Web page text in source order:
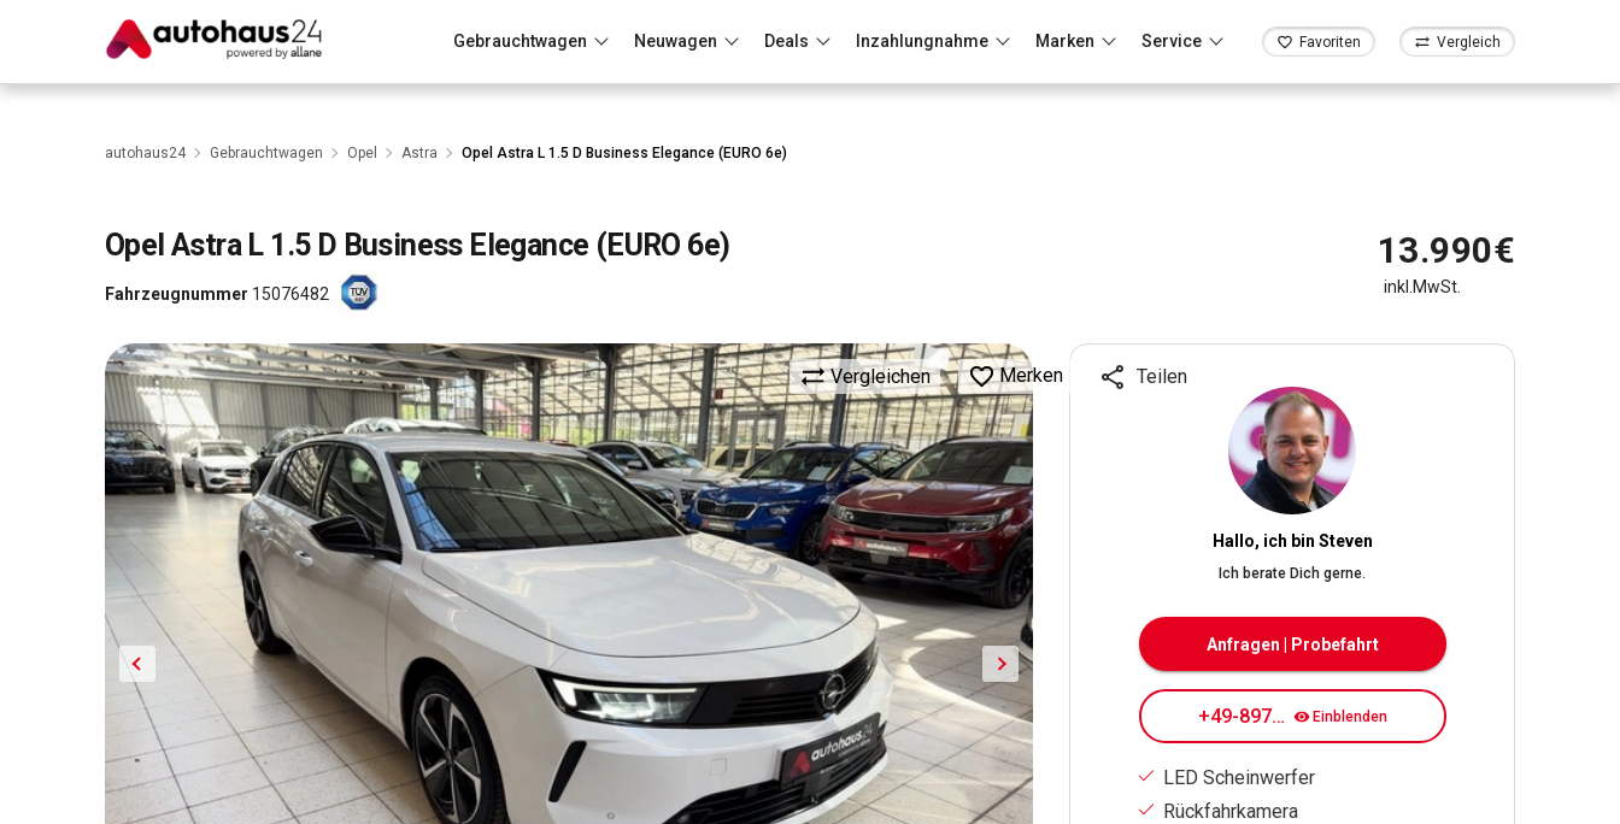
Gebrauchtwagen Neuwagen Deals Inzahlungnahme Marken Service Favoriten Vergleich
Wir bewerten dein AutoRund um die Inzahlungnahme
autohaus24 Gebrauchtwagen Opel Astra Opel Astra L 1.5 D Business Elegance (EURO 6e)
Opel Astra L 1.5 D Business Elegance (EURO 6e)
Fahrzeugnummer 15076482
Vergleichen Merken Teilen
13.990€
inkl.MwSt.
Hallo, ich bin Steven
Ich berate Dich gerne.
Anfragen | Probefahrt
+49-89708084183 Einblenden
LED Scheinwerfer
Rückfahrkamera